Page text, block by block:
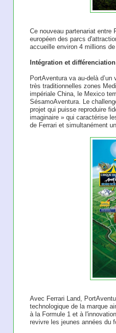
Ce nouveau partenariat entre
européen des parcs
accueille environ 4 millions
Intégration et différenciation
PortAventura va au-delà
très traditionnelles zones
impériale China, le Mexico
SésamoAventura. Le
projet qui puisse reproduire
imaginaire » qui caractérise
de Ferrari et simultanément
Avec Ferrari Land,
technologique de la marque
à la Formule 1 et à
revivre les jeunes années du